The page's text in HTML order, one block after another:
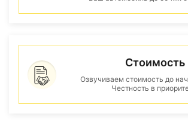
Стоимость
Озвучиваем стоимость до
Честность в